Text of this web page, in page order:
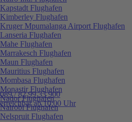
089 / 82 99 33 900
erreichbar ab 10:00 Uhr
Kapstadt Flughafen
Kimberley Flughafen
Kruger Mpumalanga Airport Flughafen
Lanseria Flughafen
Mahe Flughafen
Marrakesch Flughafen
Maun Flughafen
Mauritius Flughafen
Mombasa Flughafen
Monastir Flughafen
Nador Flughafen
Nairobi Flughafen
Nelspruit Flughafen